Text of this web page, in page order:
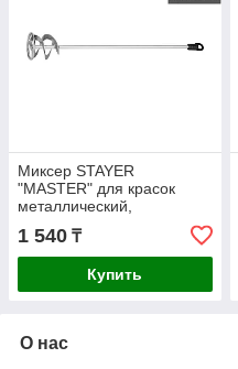
Миксер STAYER
"MASTER" для красок
металлический,
шестигранный хвостовик,
оцинкованный, 60х400мм
(06011-06-40)
1 540 ₸
Купить
О нас